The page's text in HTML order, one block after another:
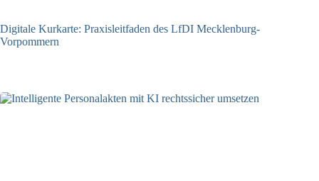
Digitale Kurkarte: Praxisleitfaden des LfDI Mecklenburg-
Vorpommern